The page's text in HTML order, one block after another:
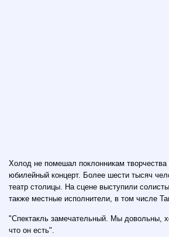
Холод не помешал поклонникам творчества
юбилейный концерт. Более шести тысяч
театр столицы. На сцене выступили
также местные исполнители, в том числе
"Спектакль замечательный. Мы довольны,
что он есть".